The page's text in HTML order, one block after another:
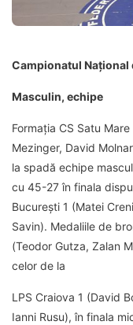
Campionatul Național
Masculin, echipe
Formația CS Satu
Mezinger, David
la spadă echipe
cu 45-27 în finala
București 1 (Matei
Savin). Medaliile de
(Teodor Gutza, Zalan
celor de la
LPS Craiova 1 (David
Ianni Rusu), în finala